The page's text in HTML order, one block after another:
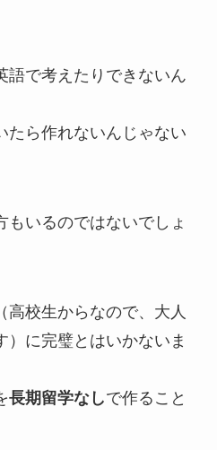
語で考えたりできないん
たら作れないんじゃない
もいるのではないでしょ
高校生からなので、大人
）に完璧とはいかないま
長期留学なしで作ること